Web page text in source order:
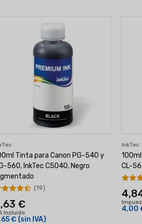
Tinta para Canon PG-540 y
560, InkTec C5040, Negro
€
Incluido
€ (sin IVA)
(19)
InkTec
CL-
4,00